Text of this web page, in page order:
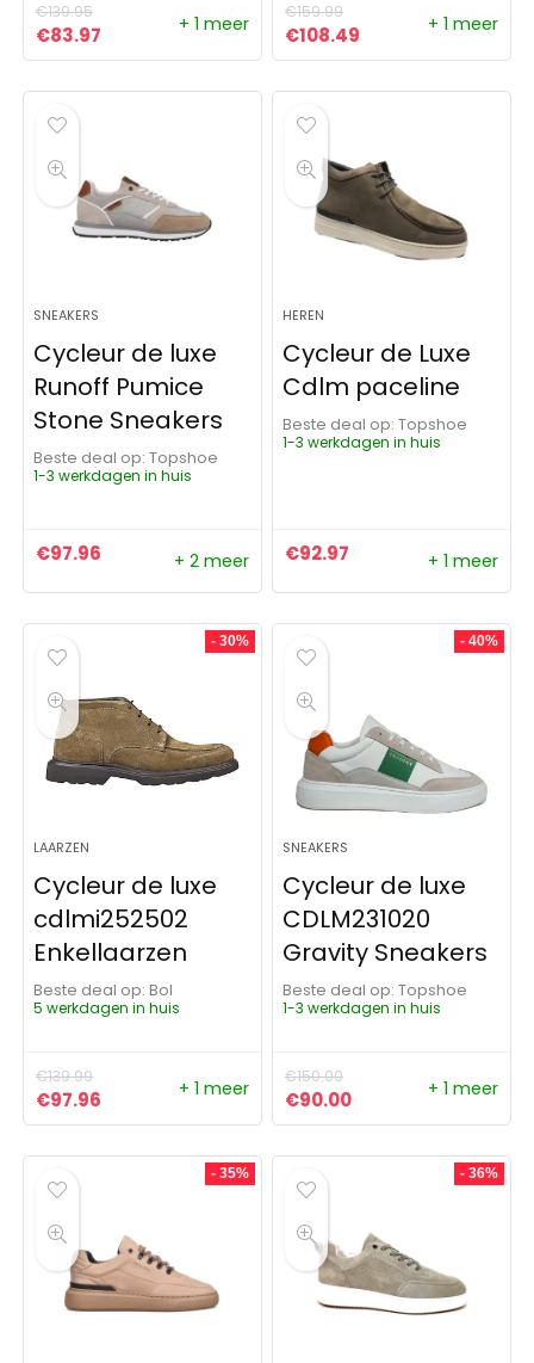
€139.95
Oorspronkelijke prijs was: €139.95.
€83.97 Huidige prijs is: €83.97.
+ 1 meer
€159.99
Oorspronkelijke prijs was:
€108.49 Huidige prijs is:
+ 1 meer
SNEAKERS
Cycleur de luxe
Runoff Pumice
Stone Sneakers
Beste deal op:
Topshoe
1-3 werkdagen in huis
€97.96 + 2 meer
HEREN
Cycleur de Luxe
Cdlm paceline
Beste deal op:
Topshoe
1-3 werkdagen in huis
€92.97 + 1 meer
- 30%
LAARZEN
Cycleur de luxe
cdlmi252502
Enkellaarzen
Beste deal op:
Bol
5 werkdagen in huis
€139.99
Oorspronkelijke prijs was: €139.99.
€97.96 Huidige prijs is: €97.96.
+ 1 meer
- 40%
SNEAKERS
Cycleur de luxe
CDLM231020
Gravity Sneakers
Beste deal op:
Topshoe
1-3 werkdagen in huis
€150.00
Oorspronkelijke prijs was:
€90.00Huidige prijs is:
+ 1 meer
- 35% - 36%